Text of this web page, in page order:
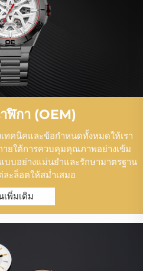
ฬิกา (OEM)
ทคนิคและข้อกำหนดทั้งหมดให้เรา
ายใต้การควบคุมคุณภาพอย่างเข้ม
บบอย่างแม่นยำและรักษามาตรฐาน
ะล็อตให้สม่ำเสมอ
เพิ่มเติม